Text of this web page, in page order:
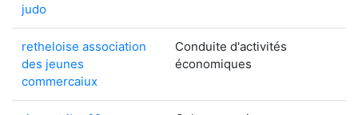
judo
retheloise association
des jeunes
commercaiux
Conduite d'activités
économiques